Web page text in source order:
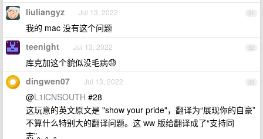
31
liuliangyz Jul 13, 2022
我的 mac 没有这个问题
32
teenight Jul 13, 2022
库克加这个貌似没毛病😓
33
dingwen07 Jul 13, 2022
@L1lCNSOUTH #28
这玩意的英文原文是 "show your pride"，翻译为“展现你的自豪”
不算什么特别大的翻译问题。这 ww 版给翻译成了“支持同
志”。。。